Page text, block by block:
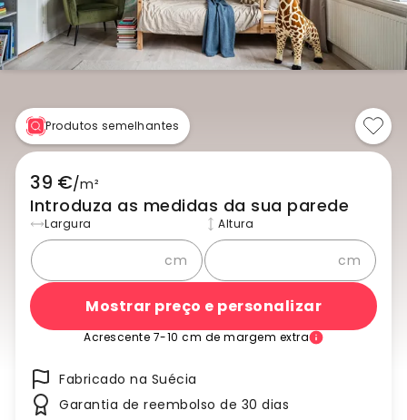
Produtos semelhantes
39 €/m²
Introduza as medidas da sua parede
Largura
cm
Altura
cm
Mostrar preço e personalizar
Acrescente 7-10 cm de margem extra
Fabricado na Suécia
Garantia de reembolso de 30 dias